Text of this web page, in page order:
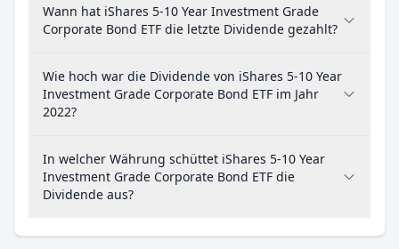
Wann hat iShares 5-10 Year Investment Grade
Corporate Bond ETF die letzte Dividende gezahlt?
Wie hoch war die Dividende von iShares 5-10 Year
Investment Grade Corporate Bond ETF im Jahr
2022?
In welcher Währung schüttet iShares 5-10 Year
Investment Grade Corporate Bond ETF die
Dividende aus?